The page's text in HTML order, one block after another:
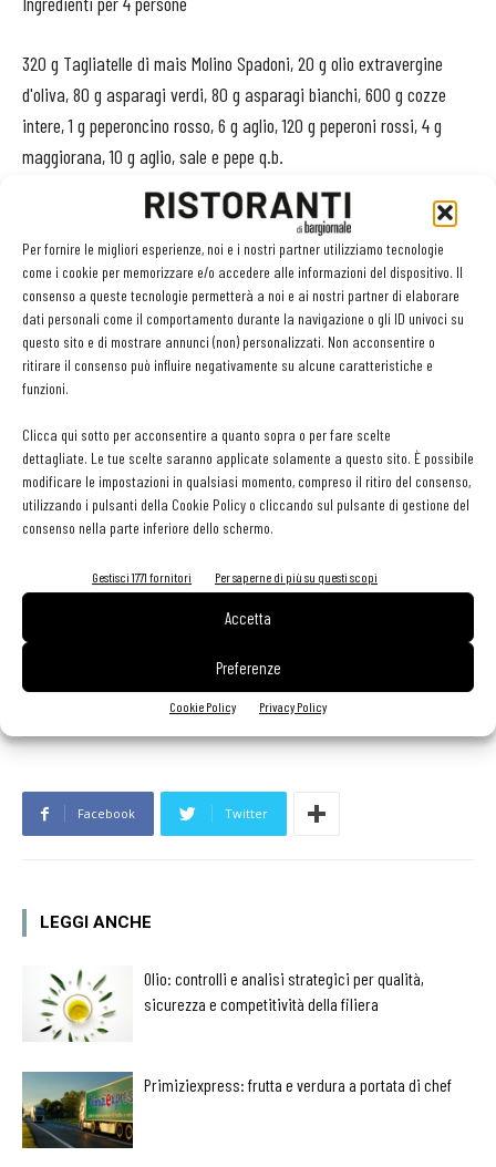
Per fornire le migliori esperienze, noi e i nostri partner utilizziamo tecnologie
come i cookie per memorizzare e/o accedere alle informazioni del dispositivo. Il
consenso a queste tecnologie permetterà a noi e ai nostri partner di elaborare
dati personali come il comportamento durante la navigazione o gli ID univoci su
questo sito e di mostrare annunci (non) personalizzati. Non acconsentire o
ritirare il consenso può influire negativamente su alcune caratteristiche e
funzioni.
Clicca qui sotto per acconsentire a quanto sopra o per fare scelte
dettagliate. Le tue scelte saranno applicate solamente a questo sito. È possibile
modificare le impostazioni in qualsiasi momento, compreso il ritiro del consenso,
utilizzando i pulsanti della Cookie Policy o cliccando sul pulsante di gestione del
consenso nella parte inferiore dello schermo.
Gestisci 1771 fornitori Per saperne di più su questi scopi
Accetta
Preferenze
Cookie Policy Privacy Policy
320 g Tagliatelle di mais Molino Spadoni, 20 g olio extravergine
d'oliva, 80 g asparagi verdi, 80 g asparagi bianchi, 600 g cozze
intere, 1 g peperoncino rosso, 6 g aglio, 120 g peperoni rossi, 4 g
maggiorana, 10 g aglio, sale e pepe q.b.
Mondare le cozze dalla barba e dalle parti dure. Lavare con
cura. Aprire le cozze in padella con olio, aglio e peperoncino.
Sgusciare e tenere da parte l'acqua di governo. Cuocere il peperone
intero al forno a 190°C per circa venti minuti. Mondare da semi e
pelle. Frullare con acqua di cozze sale, maggiorana e olio
evo. Mondare gli asparagi e tagliare a julienne. Passare gli
asparagi tagliati a julienne in padella con olio molto caldo e aglio in
camicia. Aggiungere salsa di peperoni e cozze. Cuocere la pasta in
abbondante acqua salata. scolare. Saltare le tagliatelle e porre in
Costo delle merci a porzione: 4,78 euro
Facebook Twitter
LEGGI ANCHE
Olio: controlli e analisi strategici per qualità,
sicurezza e competitività della filiera
Primiziexpress: frutta e verdura a portata di chef